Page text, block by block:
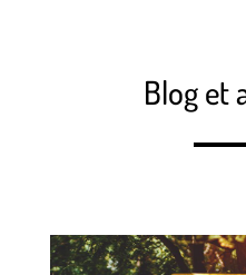
Blog et